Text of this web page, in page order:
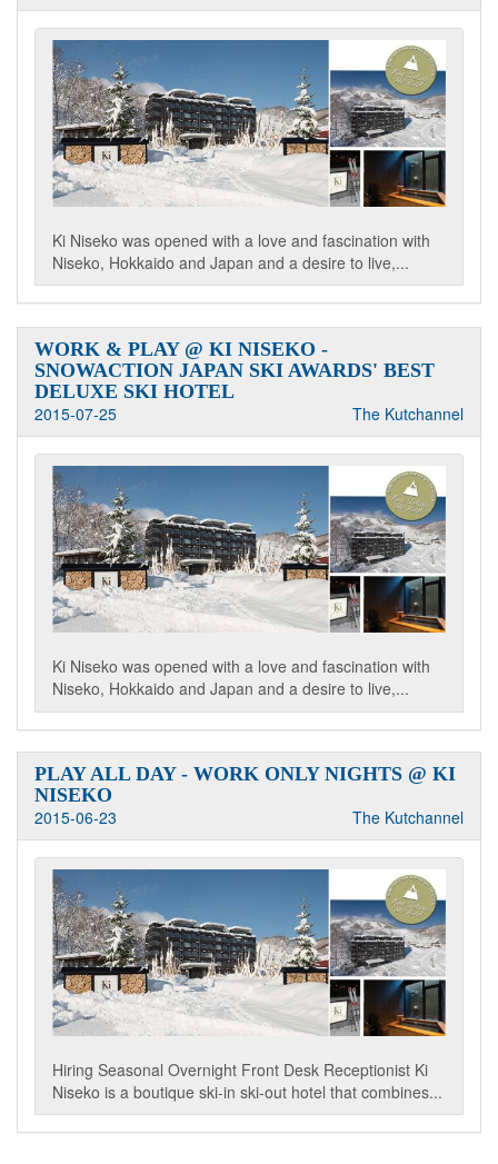
Ki Niseko was opened with a love and fascination with
Niseko, Hokkaido and Japan and a desire to live,...
WORK & PLAY @ KI NISEKO -
SNOWACTION JAPAN SKI AWARDS' BEST
DELUXE SKI HOTEL
2015-07-25
The Kutchannel
Ki Niseko was opened with a love and fascination with
Niseko, Hokkaido and Japan and a desire to live,...
PLAY ALL DAY - WORK ONLY NIGHTS @ KI
NISEKO
2015-06-23
The Kutchannel
Hiring Seasonal Overnight Front Desk Receptionist Ki
Niseko is a boutique ski-in ski-out hotel that combines...